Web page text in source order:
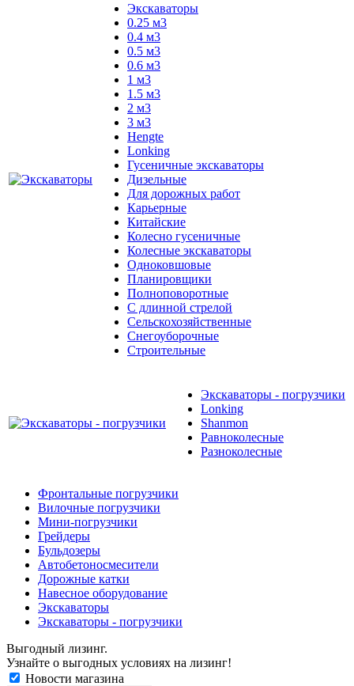
Экскаваторы
0.25 м3
0.4 м3
0.5 м3
0.6 м3
1 м3
1.5 м3
2 м3
3 м3
Hengte
Lonking
Гусеничные экскаваторы
Дизельные
Для дорожных работ
Карьерные
Китайские
Колесно гусеничные
Колесные экскаваторы
Одноковшовые
Планировщики
Полноповоротные
С длинной стрелой
Сельскохозяйственные
Снегоуборочные
Строительные
Экскаваторы - погрузчики
Lonking
Shanmon
Равноколесные
Разноколесные
Фронтальные погрузчики
Вилочные погрузчики
Мини-погрузчики
Грейдеры
Бульдозеры
Автобетоносмесители
Дорожные катки
Навесное оборудование
Экскаваторы
Экскаваторы - погрузчики
Выгодный лизинг.
Узнайте о выгодных условиях на лизинг!
Новости магазина